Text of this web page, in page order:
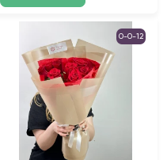
0-0-12